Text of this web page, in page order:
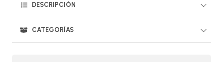
DESCRIPCIÓN
CATEGORÍAS